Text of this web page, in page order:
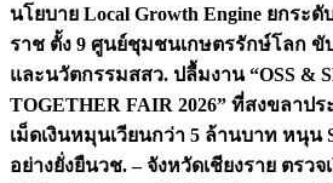
นโยบาย Local Growth Engine ยกระ
ราช ตั้ง 9 ศูนย์ชุมชนเกษตรรักษ์โลก ขั
และนวัตกรรมสสว. ปลื้มงาน “OSS &
TOGETHER FAIR 2026” ที่สงขลาป
เม็ดเงินหมุนเวียนกว่า 5 ล้านบาท หนุน
อย่างยั่งยืนวช. – จังหวัดเชียงราย ตรว